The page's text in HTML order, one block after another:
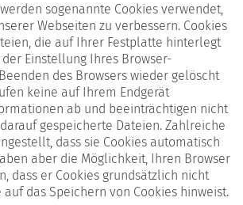
sogenannte Cookies verwendet,
Webseiten zu verbessern. Cookies
die auf Ihrer Festplatte hinterlegt
Einstellung Ihres Browser-
des Browsers wieder gelöscht
keine auf Ihrem Endgerät
ab und beeinträchtigen nicht
gespeicherte Dateien. Zahlreiche
dass sie Cookies automatisch
aber die Möglichkeit, Ihren Browser
dass er Cookies grundsätzlich nicht
das Speichern von Cookies hinweist.